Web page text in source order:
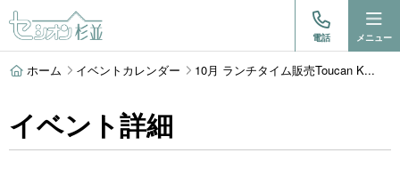
電話 メニュー
ホーム イベントカレンダー 10月 ランチタイム販売Toucan K...
イベント詳細